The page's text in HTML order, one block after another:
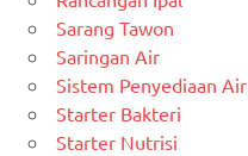
Sarang Tawon
Saringan Air
Sistem Penyediaan Air
Starter Bakteri
Starter Nutrisi